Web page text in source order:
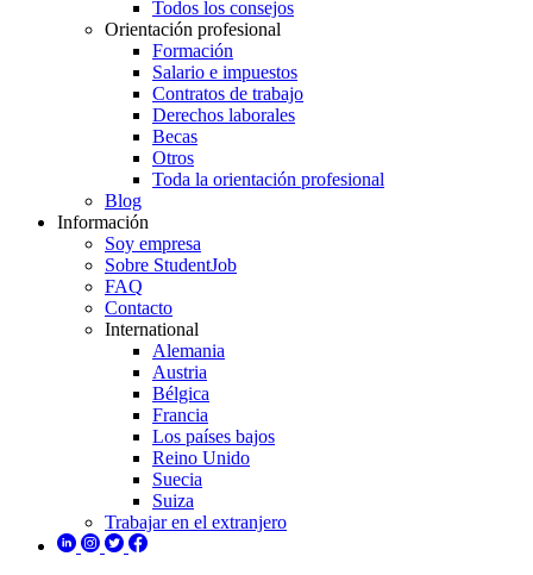
Todos los consejos
Orientación profesional
Formación
Salario e impuestos
Contratos de trabajo
Derechos laborales
Becas
Otros
Toda la orientación profesional
Blog
Información
Soy empresa
Sobre StudentJob
FAQ
Contacto
International
Alemania
Austria
Bélgica
Francia
Los países bajos
Reino Unido
Suecia
Suiza
Trabajar en el extranjero